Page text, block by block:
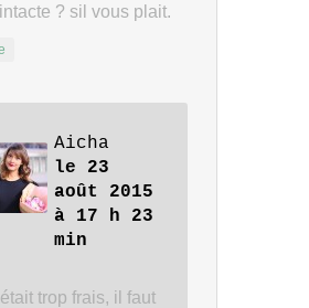
? sil vous plait.
Aicha
le 23
août 2015
à 17 h 23
min
trop frais, il faut